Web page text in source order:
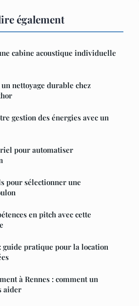
également
cabine acoustique individuelle
nettoyage durable chez
gestion des énergies avec un
pour automatiser
pour sélectionner une
en pitch avec cette
guide pratique pour la location
à Rennes : comment un
aider